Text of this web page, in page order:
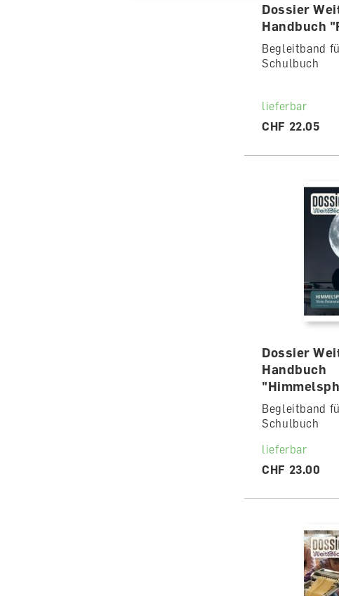
Dossier
Handbuch
Begleitband
Schulbuch
lieferbar
CHF 22.05
Dossier
Handbuch
Begleitband
Schulbuch
lieferbar
CHF 23.00